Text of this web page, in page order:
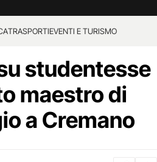
TRASPORTIEVENTI E TURISMO
studentesse
maestro di
a Cremano